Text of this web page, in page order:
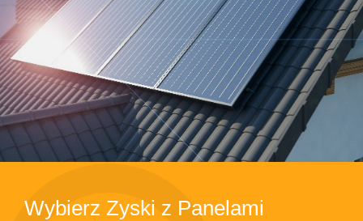
Wybierz Zyski z Panelami